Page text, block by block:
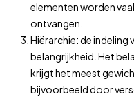
elementen worden
ontvangen.
Hiërarchie: de indeling
belangrijkheid. Het
krijgt het meest
bijvoorbeeld door